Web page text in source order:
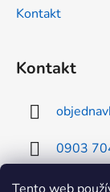
Kontakt
Kontakt
0903
0902